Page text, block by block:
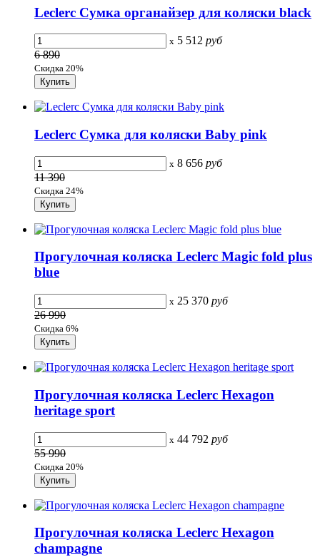
Leclerc Сумка органайзер для коляски black
x 5 512 руб
6 890
Скидка 20%
Leclerc Сумка для коляски Baby pink
x 8 656 руб
11 390
Скидка 24%
Прогулочная коляска Leclerc Magic fold plus
blue
x 25 370 руб
26 990
Скидка 6%
Прогулочная коляска Leclerc Hexagon
heritage sport
x 44 792 руб
55 990
Скидка 20%
Прогулочная коляска Leclerc Hexagon
champagne